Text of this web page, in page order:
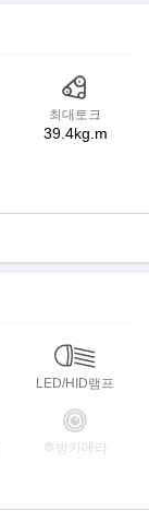
최대토크
39.4kg.m
LED/HID램프
후방카메라